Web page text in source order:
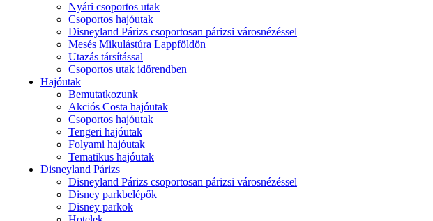
Nyári csoportos utak
Csoportos hajóutak
Disneyland Párizs csoportosan párizsi városnézéssel
Mesés Mikulástúra Lappföldön
Utazás társítással
Csoportos utak időrendben
Hajóutak
Bemutatkozunk
Akciós Costa hajóutak
Csoportos hajóutak
Tengeri hajóutak
Folyami hajóutak
Tematikus hajóutak
Disneyland Párizs
Disneyland Párizs csoportosan párizsi városnézéssel
Disney parkbelépők
Disney parkok